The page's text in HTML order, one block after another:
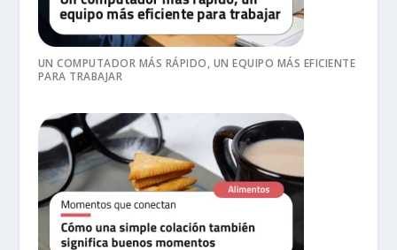
UN COMPUTADOR MÁS RÁPIDO, UN EQUIPO MÁS EFICIENTE
PARA TRABAJAR